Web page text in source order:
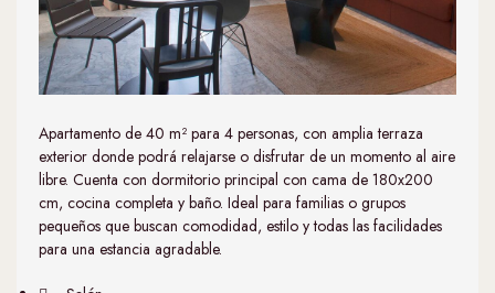
Apartamento de 40 m² para 4 personas, con amplia terraza
exterior donde podrá relajarse o disfrutar de un momento al aire
libre. Cuenta con dormitorio principal con cama de 180x200
cm, cocina completa y baño. Ideal para familias o grupos
pequeños que buscan comodidad, estilo y todas las facilidades
para una estancia agradable.